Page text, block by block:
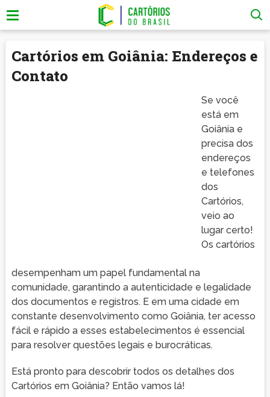
Cartórios em Goiânia: Endereços e
Contato
Se você
está em
Goiânia e
precisa dos
endereços
e telefones
dos
Cartórios,
veio ao
lugar certo!
Os cartórios
desempenham um papel fundamental na
comunidade, garantindo a autenticidade e legalidade
dos documentos e registros. E em uma cidade em
constante desenvolvimento como Goiânia, ter acesso
fácil e rápido a esses estabelecimentos é essencial
para resolver questões legais e burocráticas.
Está pronto para descobrir todos os detalhes dos
Cartórios em Goiânia? Então vamos lá!